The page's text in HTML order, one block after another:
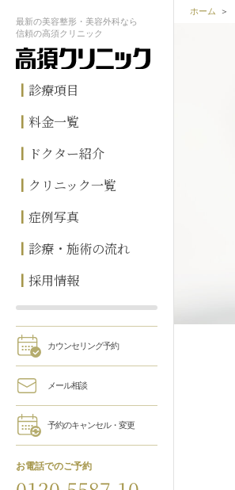
最新の美容整形・美容外科なら
信頼の高須クリニック
診療項目
料金一覧
ドクター紹介
クリニック一覧
症例写真
診療・施術の流れ
採用情報
カウンセリング予約
メール相談
予約のキャンセル・変更
お電話でのご予約
ホーム